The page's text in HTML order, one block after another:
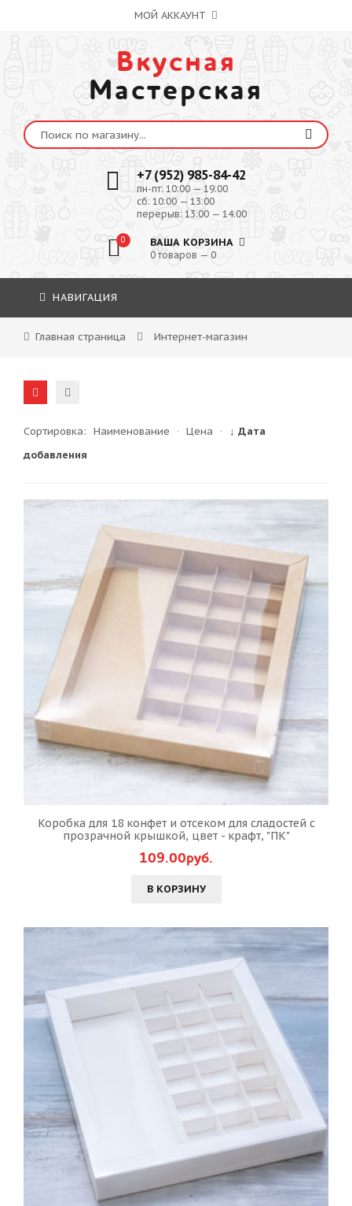
МОЙ АККАУНТ
Вкусная
Мастерская
+7 (952) 985-84-42
пн-пт: 10:00 — 19:00
сб: 10:00 — 13:00
перерыв: 13:00 — 14:00
0 ВАША КОРЗИНА
0 товаров — 0
НАВИГАЦИЯ
Главная страница Интернет-магазин
Сортировка: Наименование · Цена ·
↓ Дата
добавления
Коробка для 18 конфет и отсеком для сладостей с
прозрачной крышкой, цвет - крафт, "ПК"
109.00руб.
В КОРЗИНУ